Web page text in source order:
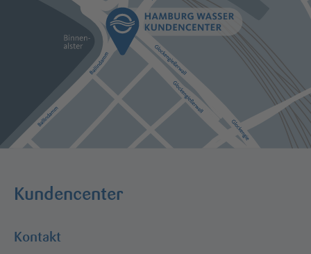
Kundencenter
Kontakt